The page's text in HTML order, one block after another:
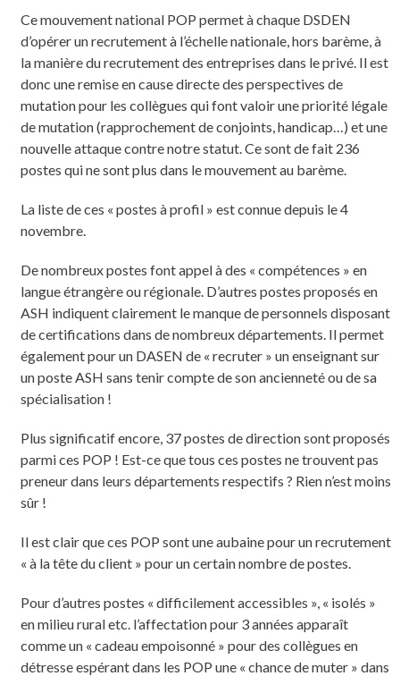
Ce mouvement national POP permet à chaque DSDEN
d’opérer un recrutement à l’échelle nationale, hors barème, à
la manière du recrutement des entreprises dans le privé. Il est
donc une remise en cause directe des perspectives de
mutation pour les collègues qui font valoir une priorité légale
de mutation (rapprochement de conjoints, handicap…) et une
nouvelle attaque contre notre statut. Ce sont de fait 236
postes qui ne sont plus dans le mouvement au barème.
La liste de ces « postes à profil » est connue depuis le 4
novembre.
De nombreux postes font appel à des « compétences » en
langue étrangère ou régionale. D’autres postes proposés en
ASH indiquent clairement le manque de personnels disposant
de certifications dans de nombreux départements. Il permet
également pour un DASEN de « recruter » un enseignant sur
un poste ASH sans tenir compte de son ancienneté ou de sa
spécialisation !
Plus significatif encore, 37 postes de direction sont proposés
parmi ces POP ! Est-ce que tous ces postes ne trouvent pas
preneur dans leurs départements respectifs ? Rien n’est moins
sûr !
Il est clair que ces POP sont une aubaine pour un recrutement
« à la tête du client » pour un certain nombre de postes.
Pour d’autres postes « difficilement accessibles », « isolés »
en milieu rural etc. l’affectation pour 3 années apparaît
comme un « cadeau empoisonné » pour des collègues en
détresse espérant dans les POP une « chance de muter » dans